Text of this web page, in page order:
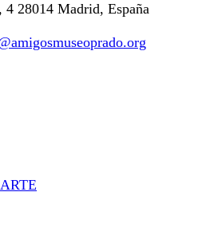
4 28014 Madrid, España